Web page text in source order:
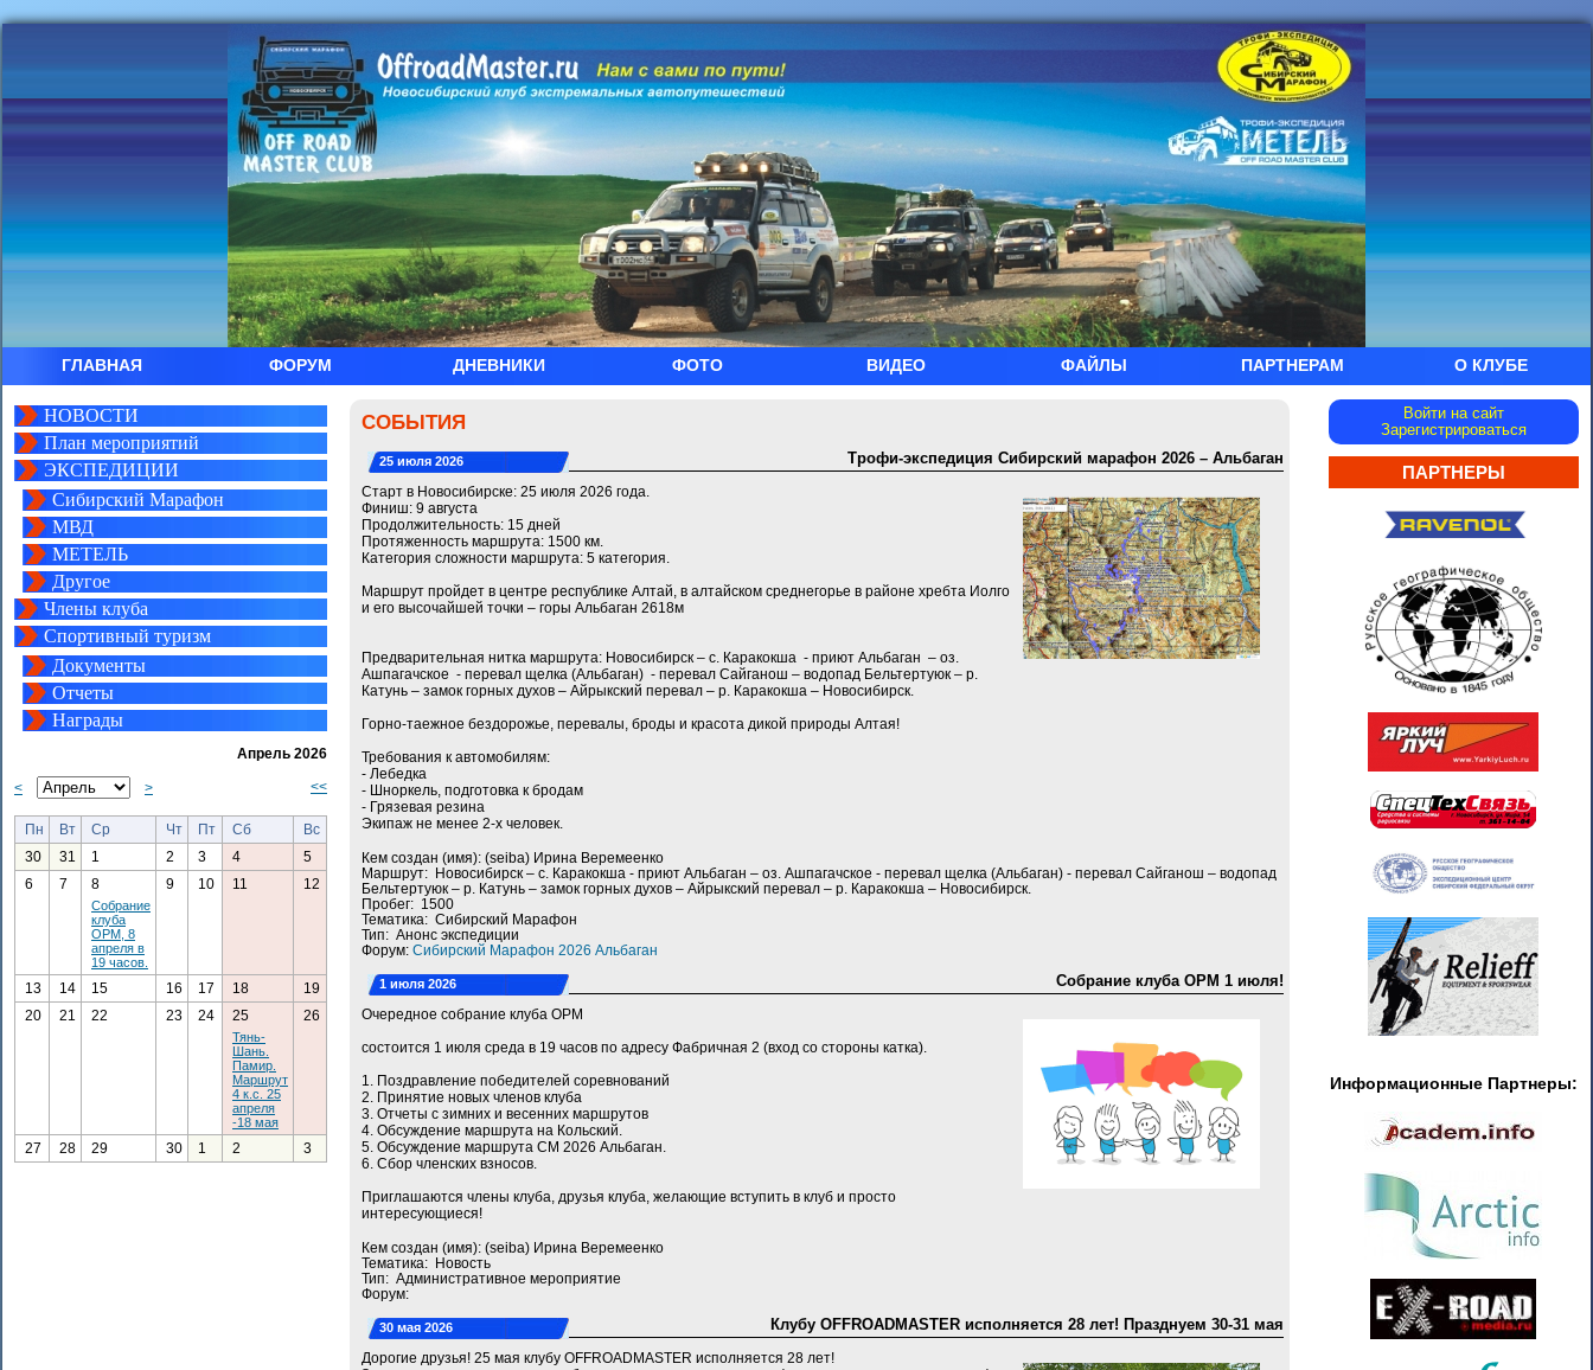
ГЛАВНАЯ ФОРУМ ДНЕВНИКИ ФОТО ВИДЕО ФАЙЛЫ ПАРТНЕРАМ О КЛУБЕ
НОВОСТИ
План мероприятий
ЭКСПЕДИЦИИ
Сибирский Марафон
МВД
МЕТЕЛЬ
Другое
Члены клуба
Спортивный туризм
Документы
Отчеты
Награды
Апрель 2026
< > <<
Пн Вт Ср Чт Пт Сб
Вс
30
31 1 2 3 4
5
6
7 8
Собрание
клуба
ОРМ, 8
апреля в
19 часов.
9 10 11 12
13 14 15 16 17 18
19
20
21 22 23 24 25
Тянь-
Шань.
Памир.
Маршрут
4 к.с. 25
апреля
-18 мая
26
27 28 29 30 1 2 3
СОБЫТИЯ
25 июля 2026
Трофи-экспедиция Сибирский марафон 2026 – Альбаган
Старт в Новосибирске: 25 июля 2026 года.
Финиш: 9 августа
Продолжительность: 15 дней
Протяженность маршрута: 1500 км.
Категория сложности маршрута: 5 категория.
Маршрут пройдет в центре республике Алтай, в алтайском среднегорье в районе хребта Иолго
и его высочайшей точки – горы Альбаган 2618м
Предварительная нитка маршрута: Новосибирск – с. Каракокша - приют Альбаган – оз.
Ашпагачское - перевал щелка (Альбаган) - перевал Сайганош – водопад Бельтертуюк – р.
Катунь – замок горных духов – Айрыкский перевал – р. Каракокша – Новосибирск.
Горно-таежное бездорожье, перевалы, броды и красота дикой природы Алтая!
Требования к автомобилям:
- Лебедка
- Шноркель, подготовка к бродам
- Грязевая резина
Экипаж не менее 2-х человек.
Кем создан (имя): (seiba) Ирина Веремеенко
Маршрут: Новосибирск – с. Каракокша - приют Альбаган – оз. Ашпагачское - перевал щелка (Альбаган) - перевал Сайганош – водопад
Бельтертуюк – р. Катунь – замок горных духов – Айрыкский перевал – р. Каракокша – Новосибирск.
Пробег: 1500
Тематика: Сибирский Марафон
Тип: Анонс экспедиции
Форум:Сибирский Марафон 2026 Альбаган
1 июля 2026
Собрание клуба ОРМ 1 июля!
Очередное собрание клуба ОРМ
состоится 1 июля среда в 19 часов по адресу Фабричная 2 (вход со стороны катка).
1. Поздравление победителей соревнований
2. Принятие новых членов клуба
3. Отчеты с зимних и весенних маршрутов
4. Обсуждение маршрута на Кольский.
5. Обсуждение маршрута СМ 2026 Альбаган.
6. Сбор членских взносов.
Приглашаются члены клуба, друзья клуба, желающие вступить в клуб и просто
интересующиеся!
Кем создан (имя): (seiba) Ирина Веремеенко
Тематика: Новость
Тип: Административное мероприятие
Форум:
30 мая 2026
Клубу OFFROADMASTER исполняется 28 лет! Празднуем 30-31 мая
Дорогие друзья! 25 мая клубу OFFROADMASTER исполняется 28 лет!
Войти на сайт
Зарегистрироваться
ПАРТНЕРЫ
Информационные Партнеры: